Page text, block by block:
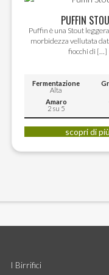
PUFFIN
Puffin è una Stout
morbidezza vellutata
fiocchi di […]
Fermentazione
Alta
Amaro
2 su 5
scopri di più
I Birrifici